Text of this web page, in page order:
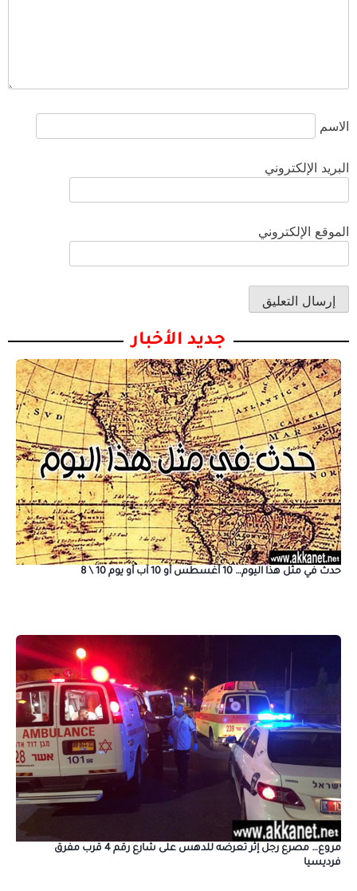
الاسم
البريد الإلكتروني
الموقع الإلكتروني
جديد الأخبار
حدث في مثل هذا اليوم… 10 أغسطس أو 10 آب أو يوم 10 \ 8
مروع… مصرع رجل إثر تعرضه للدهس على شارع رقم 4 قرب مفرق
فرديسيا